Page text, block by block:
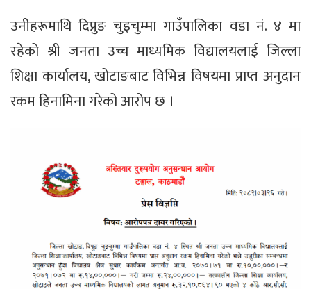
उनीहरूमाथि दिप्रुङ चुइचुम्मा गाउँपालिका वडा नं. ४ मा
रहेको श्री जनता उच्च माध्यमिक विद्यालयलाई जिल्ला
शिक्षा कार्यालय, खोटाङबाट विभिन्न विषयमा प्राप्त अनुदान
रकम हिनामिना गरेको आरोप छ ।